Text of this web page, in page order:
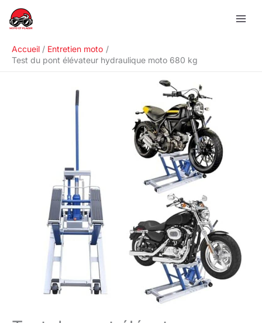
Accueil
Entretien moto
Test du pont élévateur hydraulique moto 680 kg
R
e
h